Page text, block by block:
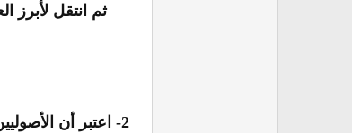
ثم انتقل لأبرز
2- اعتبر أن